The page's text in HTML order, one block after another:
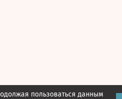
пользоваться данным